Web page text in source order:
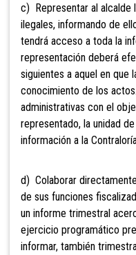
c) Representar al alcalde
ilegales, informando de
tendrá acceso a toda la
representación deberá
siguientes a aquel en que
conocimiento de los
administrativas con el
representado, la unidad
información a la
d) Colaborar
de sus funciones
un informe trimestral
ejercicio programático
informar, también